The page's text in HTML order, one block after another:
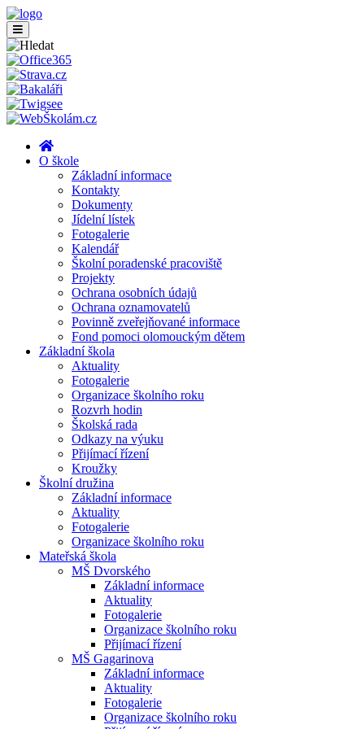
O škole
Základní informace
Kontakty
Dokumenty
Jídelní lístek
Fotogalerie
Kalendář
Školní poradenské pracoviště
Projekty
Ochrana osobních údajů
Ochrana oznamovatelů
Povinně zveřejňované informace
Fond pomoci olomouckým dětem
Základní škola
Aktuality
Fotogalerie
Organizace školního roku
Rozvrh hodin
Školská rada
Odkazy na výuku
Přijímací řízení
Kroužky
Školní družina
Základní informace
Aktuality
Fotogalerie
Organizace školního roku
Mateřská škola
MŠ Dvorského
Základní informace
Aktuality
Fotogalerie
Organizace školního roku
Přijímací řízení
MŠ Gagarinova
Základní informace
Aktuality
Fotogalerie
Organizace školního roku